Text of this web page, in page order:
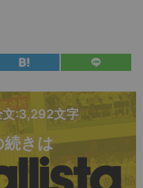
:3,292文字
続きは